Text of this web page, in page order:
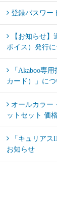
登録パスワー
【お知らせ
ボイス）発行
「Akaboo専
カード）」に
オールカラー
ットセット 価
「キュリア
お知らせ